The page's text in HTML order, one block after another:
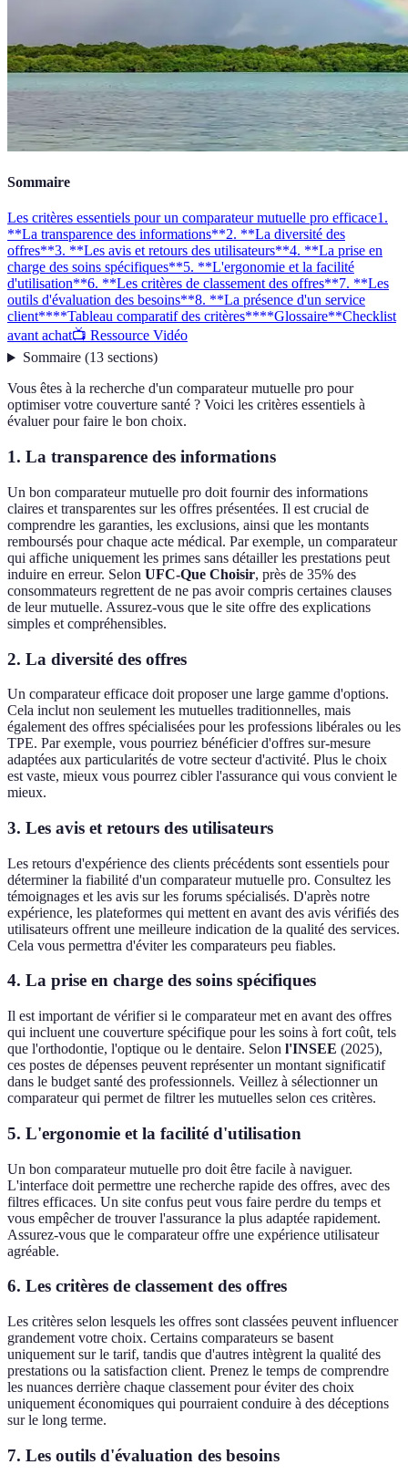
Sommaire
Les critères essentiels pour un comparateur mutuelle pro efficace1.
**La transparence des informations**2. **La diversité des
offres**3. **Les avis et retours des utilisateurs**4. **La prise en
charge des soins spécifiques**5. **L'ergonomie et la facilité
d'utilisation**6. **Les critères de classement des offres**7. **Les
outils d'évaluation des besoins**8. **La présence d'un service
client****Tableau comparatif des critères****Glossaire**Checklist
avant achat📺 Ressource Vidéo
Sommaire(13 sections)
Vous êtes à la recherche d'un comparateur mutuelle pro pour
optimiser votre couverture santé ? Voici les critères essentiels à
évaluer pour faire le bon choix.
1. La transparence des informations
Un bon comparateur mutuelle pro doit fournir des informations
claires et transparentes sur les offres présentées. Il est crucial de
comprendre les garanties, les exclusions, ainsi que les montants
remboursés pour chaque acte médical. Par exemple, un comparateur
qui affiche uniquement les primes sans détailler les prestations peut
induire en erreur. Selon UFC-Que Choisir, près de 35% des
consommateurs regrettent de ne pas avoir compris certaines clauses
de leur mutuelle. Assurez-vous que le site offre des explications
simples et compréhensibles.
2. La diversité des offres
Un comparateur efficace doit proposer une large gamme d'options.
Cela inclut non seulement les mutuelles traditionnelles, mais
également des offres spécialisées pour les professions libérales ou les
TPE. Par exemple, vous pourriez bénéficier d'offres sur-mesure
adaptées aux particularités de votre secteur d'activité. Plus le choix
est vaste, mieux vous pourrez cibler l'assurance qui vous convient le
mieux.
3. Les avis et retours des utilisateurs
Les retours d'expérience des clients précédents sont essentiels pour
déterminer la fiabilité d'un comparateur mutuelle pro. Consultez les
témoignages et les avis sur les forums spécialisés. D'après notre
expérience, les plateformes qui mettent en avant des avis vérifiés des
utilisateurs offrent une meilleure indication de la qualité des services.
Cela vous permettra d'éviter les comparateurs peu fiables.
4. La prise en charge des soins spécifiques
Il est important de vérifier si le comparateur met en avant des offres
qui incluent une couverture spécifique pour les soins à fort coût, tels
que l'orthodontie, l'optique ou le dentaire. Selon l'INSEE (2025),
ces postes de dépenses peuvent représenter un montant significatif
dans le budget santé des professionnels. Veillez à sélectionner un
comparateur qui permet de filtrer les mutuelles selon ces critères.
5. L'ergonomie et la facilité d'utilisation
Un bon comparateur mutuelle pro doit être facile à naviguer.
L'interface doit permettre une recherche rapide des offres, avec des
filtres efficaces. Un site confus peut vous faire perdre du temps et
vous empêcher de trouver l'assurance la plus adaptée rapidement.
Assurez-vous que le comparateur offre une expérience utilisateur
agréable.
6. Les critères de classement des offres
Les critères selon lesquels les offres sont classées peuvent influencer
grandement votre choix. Certains comparateurs se basent
uniquement sur le tarif, tandis que d'autres intègrent la qualité des
prestations ou la satisfaction client. Prenez le temps de comprendre
les nuances derrière chaque classement pour éviter des choix
uniquement économiques qui pourraient conduire à des déceptions
sur le long terme.
7. Les outils d'évaluation des besoins